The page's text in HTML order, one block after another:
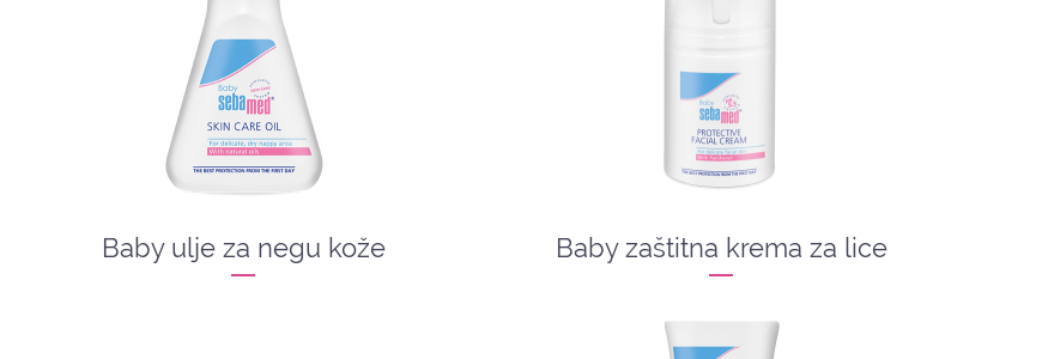
Baby ulje za negu kože Baby zaštitna krema za lice